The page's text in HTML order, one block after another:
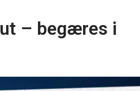
– begæres i